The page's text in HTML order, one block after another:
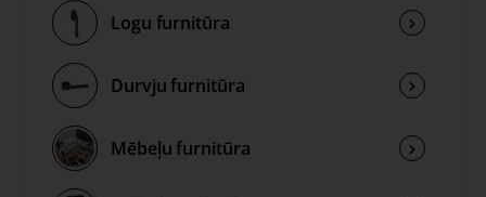
Logu furnitūra
Durvju furnitūra
Mēbeļu furnitūra